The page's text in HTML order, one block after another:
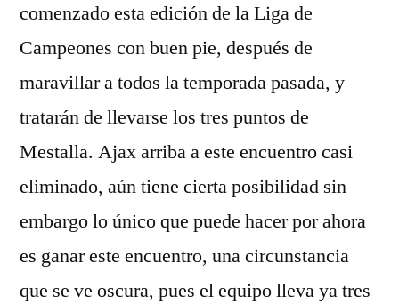
comenzado esta edición de la Liga de
Campeones con buen pie, después de
maravillar a todos la temporada pasada, y
tratarán de llevarse los tres puntos de
Mestalla. Ajax arriba a este encuentro casi
eliminado, aún tiene cierta posibilidad sin
embargo lo único que puede hacer por ahora
es ganar este encuentro, una circunstancia
que se ve oscura, pues el equipo lleva ya tres